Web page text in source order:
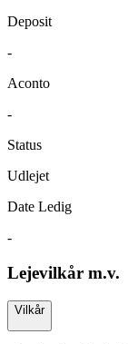
Deposit
-
Aconto
-
Status
Udlejet
Date Ledig
-
Lejevilkår m.v.
Vilkår